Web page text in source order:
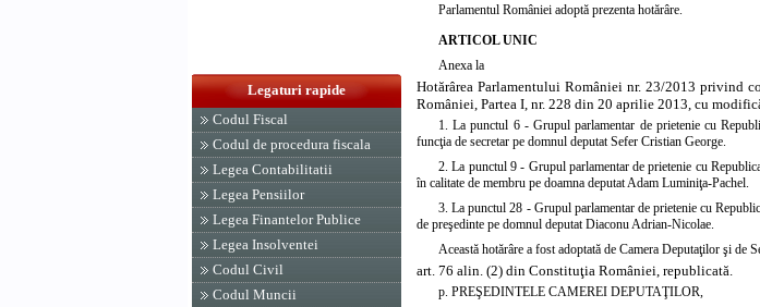
Legaturi rapide
Codul Fiscal
Codul de procedura fiscala
Legea Contabilitatii
Legea Pensiilor
Legea Finantelor Publice
Legea Insolventei
Codul Civil
Codul Muncii
Parlamentul României adoptă prezenta hotărâre.
ARTICOL UNIC
Anexa la
Hotărârea Parlamentului României nr. 23/2013 privind
României, Partea I, nr. 228 din 20 aprilie 2013, cu
1. Lapunctul 6 - Grupul parlamentar de prietenie cu
funcţia de secretar pe domnul deputat Sefer Cristian George.
2. La punctul9 - Grupul parlamentar de prietenie cu
în calitate de membru pe doamna deputat Adam Luminiţa-Pachel.
3. Lapunctul 28 - Grupul parlamentar de prietenie cu
de preşedinte pe domnul deputat Diaconu Adrian-Nicolae.
Această hotărâre a fost adoptată de Camera Deputaţilor şi de
art. 76 alin. (2) din Constituţia României, republicată.
p. PREŞEDINTELE CAMEREI DEPUTAŢILOR,